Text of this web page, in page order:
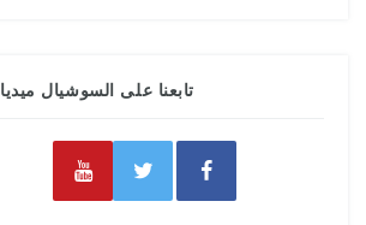
تابعنا على السوشيال ميديا